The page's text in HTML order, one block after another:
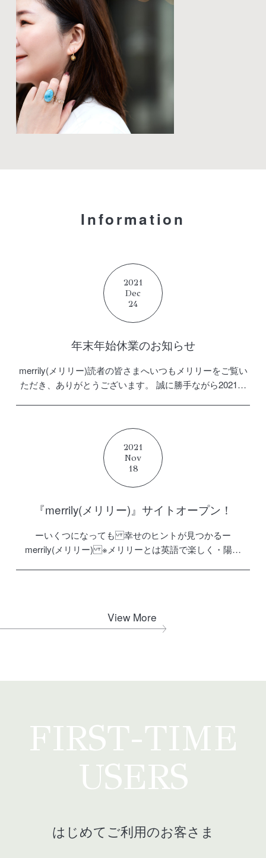
Information
2021
Dec
24
年末年始休業のお知らせ
merrily(メリリー)読者の皆さまへいつもメリリーをご覧い
ただき、ありがとうございます。 誠に勝手ながら2021年
2021
Nov
18
『merrily(メリリー)』サイトオープン！
ーいくつになっても 幸せのヒントが見つかるー
merrily(メリリー) ※メリリーとは英語で楽しく・陽気
View More
FIRST-TIME
USERS
はじめてご利用のお客さま